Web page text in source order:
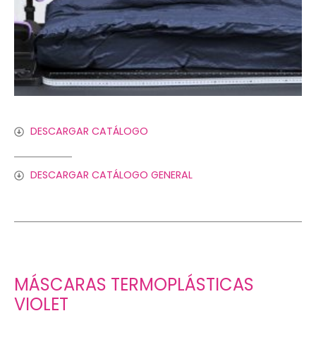
DESCARGAR CATÁLOGO
DESCARGAR CATÁLOGO GENERAL
MÁSCARAS TERMOPLÁSTICAS
VIOLET